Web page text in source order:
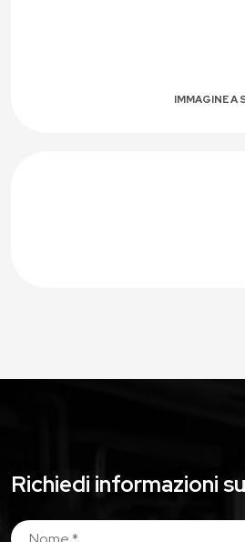
IMMAGINE A
Richiedi informazioni